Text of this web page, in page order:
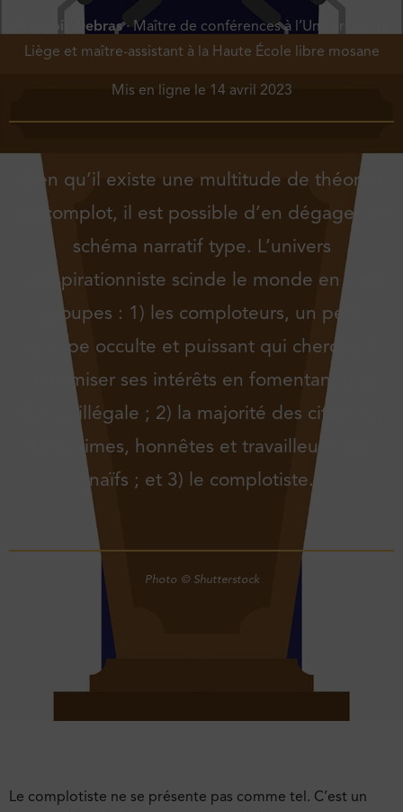
François Debras· Maître de conférences à l’Université de
Liège et maître-assistant à la Haute École libre mosane
Mis en ligne le 14 avril 2023
Bien qu’il existe une multitude de théories
du complot, il est possible d’en dégager un
schéma narratif type. L’univers
conspirationniste scinde le monde en trois
groupes : 1) les comploteurs, un petit
groupe occulte et puissant qui cherche à
maximiser ses intérêts en fomentant une
action illégale ; 2) la majorité des citoyens,
les victimes, honnêtes et travailleurs mais
naïfs ; et 3) le complotiste.
Photo © Shutterstock
Le complotiste ne se présente pas comme tel. C’est un